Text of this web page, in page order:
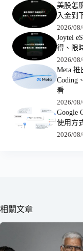
美股怎
入金到
2026/
Joytel
得、限
2026/
Meta 推
Coding
看
2026/
Google
使用方
2026/
相關文章